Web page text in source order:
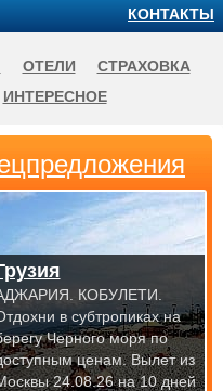
КОБУЛЕТИ.
в субтропиках на
Черного моря по
ценам. Вылет из
24.08.26 на 10 дней
КОНТАКТЫ
ОТЕЛИ
СТРАХОВКА
ИНТЕРЕСНОЕ